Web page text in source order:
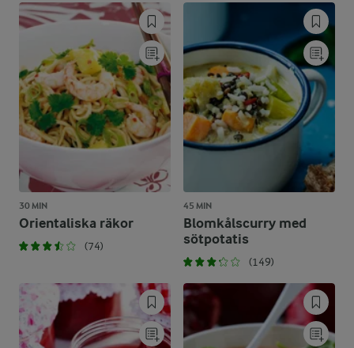
30 MIN
Orientaliska räkor
(74)
45 MIN
Blomkålscurry med
sötpotatis
(149)